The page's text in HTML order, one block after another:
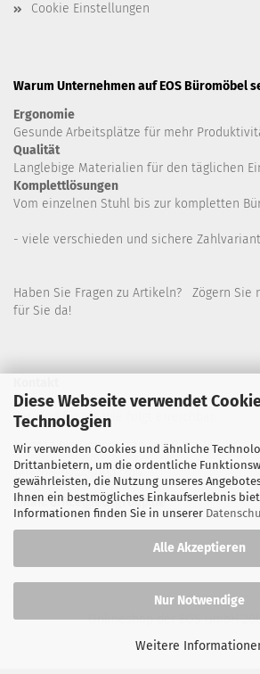
Diese Webseite verwendet
Technologien
Wir verwenden Cookies und ähnliche
Drittanbietern, um die ordentliche
gewährleisten, die Nutzung unseres
Ihnen ein bestmögliches Einkaufserlebnis
Informationen finden Sie in unserer
Alle Akzeptieren
Nur Notwendige
Weitere
Cookie Einstellungen
Warum Unternehmen auf EOS Büromöbel
Ergonomie
Gesunde Arbeitsplätze für mehr
Qualität
Langlebige Materialien für den täglichen
Komplettlösungen
Vom einzelnen Stuhl bis zur kompletten
- viele verschieden und sichere
Haben Sie Fragen zu Artikeln? Zögern Sie
für Sie da!
Wir sind für Sie wie folgt erreichbar:
Montag bis Donnerstag von 9 bis 16 Uhr
Telefon: 02445-8517300
Email: office@eosgroup.de
Onlineshop der EOS GmbH